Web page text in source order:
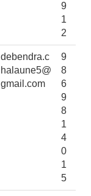
9
1
2
debendra.c
halaune5@
gmail.com
9
8
6
9
8
1
4
0
1
5